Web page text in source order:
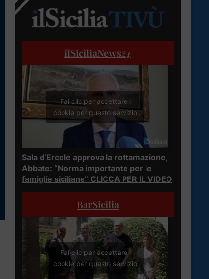
ilSiciliaNews24
Fai clic per accettare i
cookie per questo servizio
Sala d’Ercole approva la rottamazione,
Abbate: “Norma importante per le
famiglie siciliane” CLICCA PER IL VIDEO
BarSicilia
Fai clic per accettare i
cookie per questo servizio